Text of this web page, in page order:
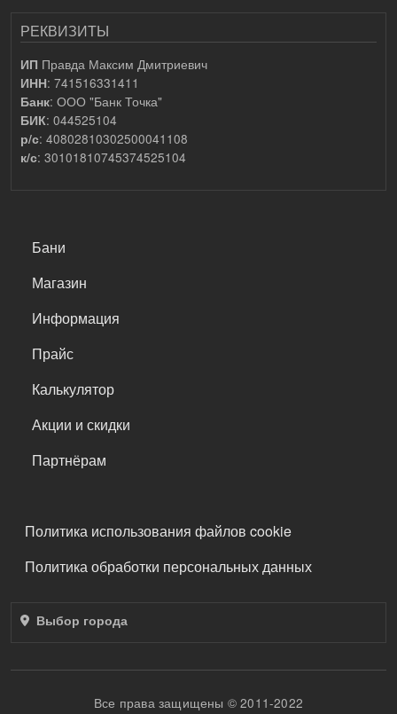
РЕКВИЗИТЫ
ИП Правда Максим Дмитриевич
ИНН: 741516331411
Банк: ООО "Банк Точка"
БИК: 044525104
р/с: 40802810302500041108
к/с: 30101810745374525104
САМОЕ ВАЖНОЕ
Бани
Магазин
Информация
Прайс
Калькулятор
Акции и скидки
Партнёрам
ПОДВАЛ
Политика использования файлов cookie
Политика обработки персональных данных
Выбор города
Все права защищены © 2011-2022